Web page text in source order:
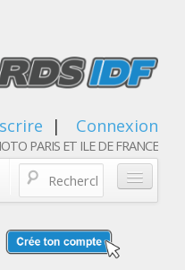
| Connexion
PARIS ET ILE DE FRANCE